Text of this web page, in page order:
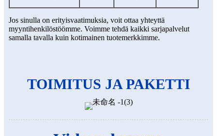
Jos sinulla on erityisvaatimuksia, voit ottaa yhteyttä
myyntihenkilöstöömme. Voimme tehdä kaikki sarjapalvelut
samalla tavalla kuin kotimainen tuotemerkkimme.
TOIMITUS JA PAKETTI